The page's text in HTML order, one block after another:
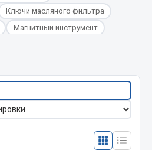
BOHU
подогреватели
отопители
Ключи масляного фильтра
Магнитный инструмент
автомобильные
масляных фильтров